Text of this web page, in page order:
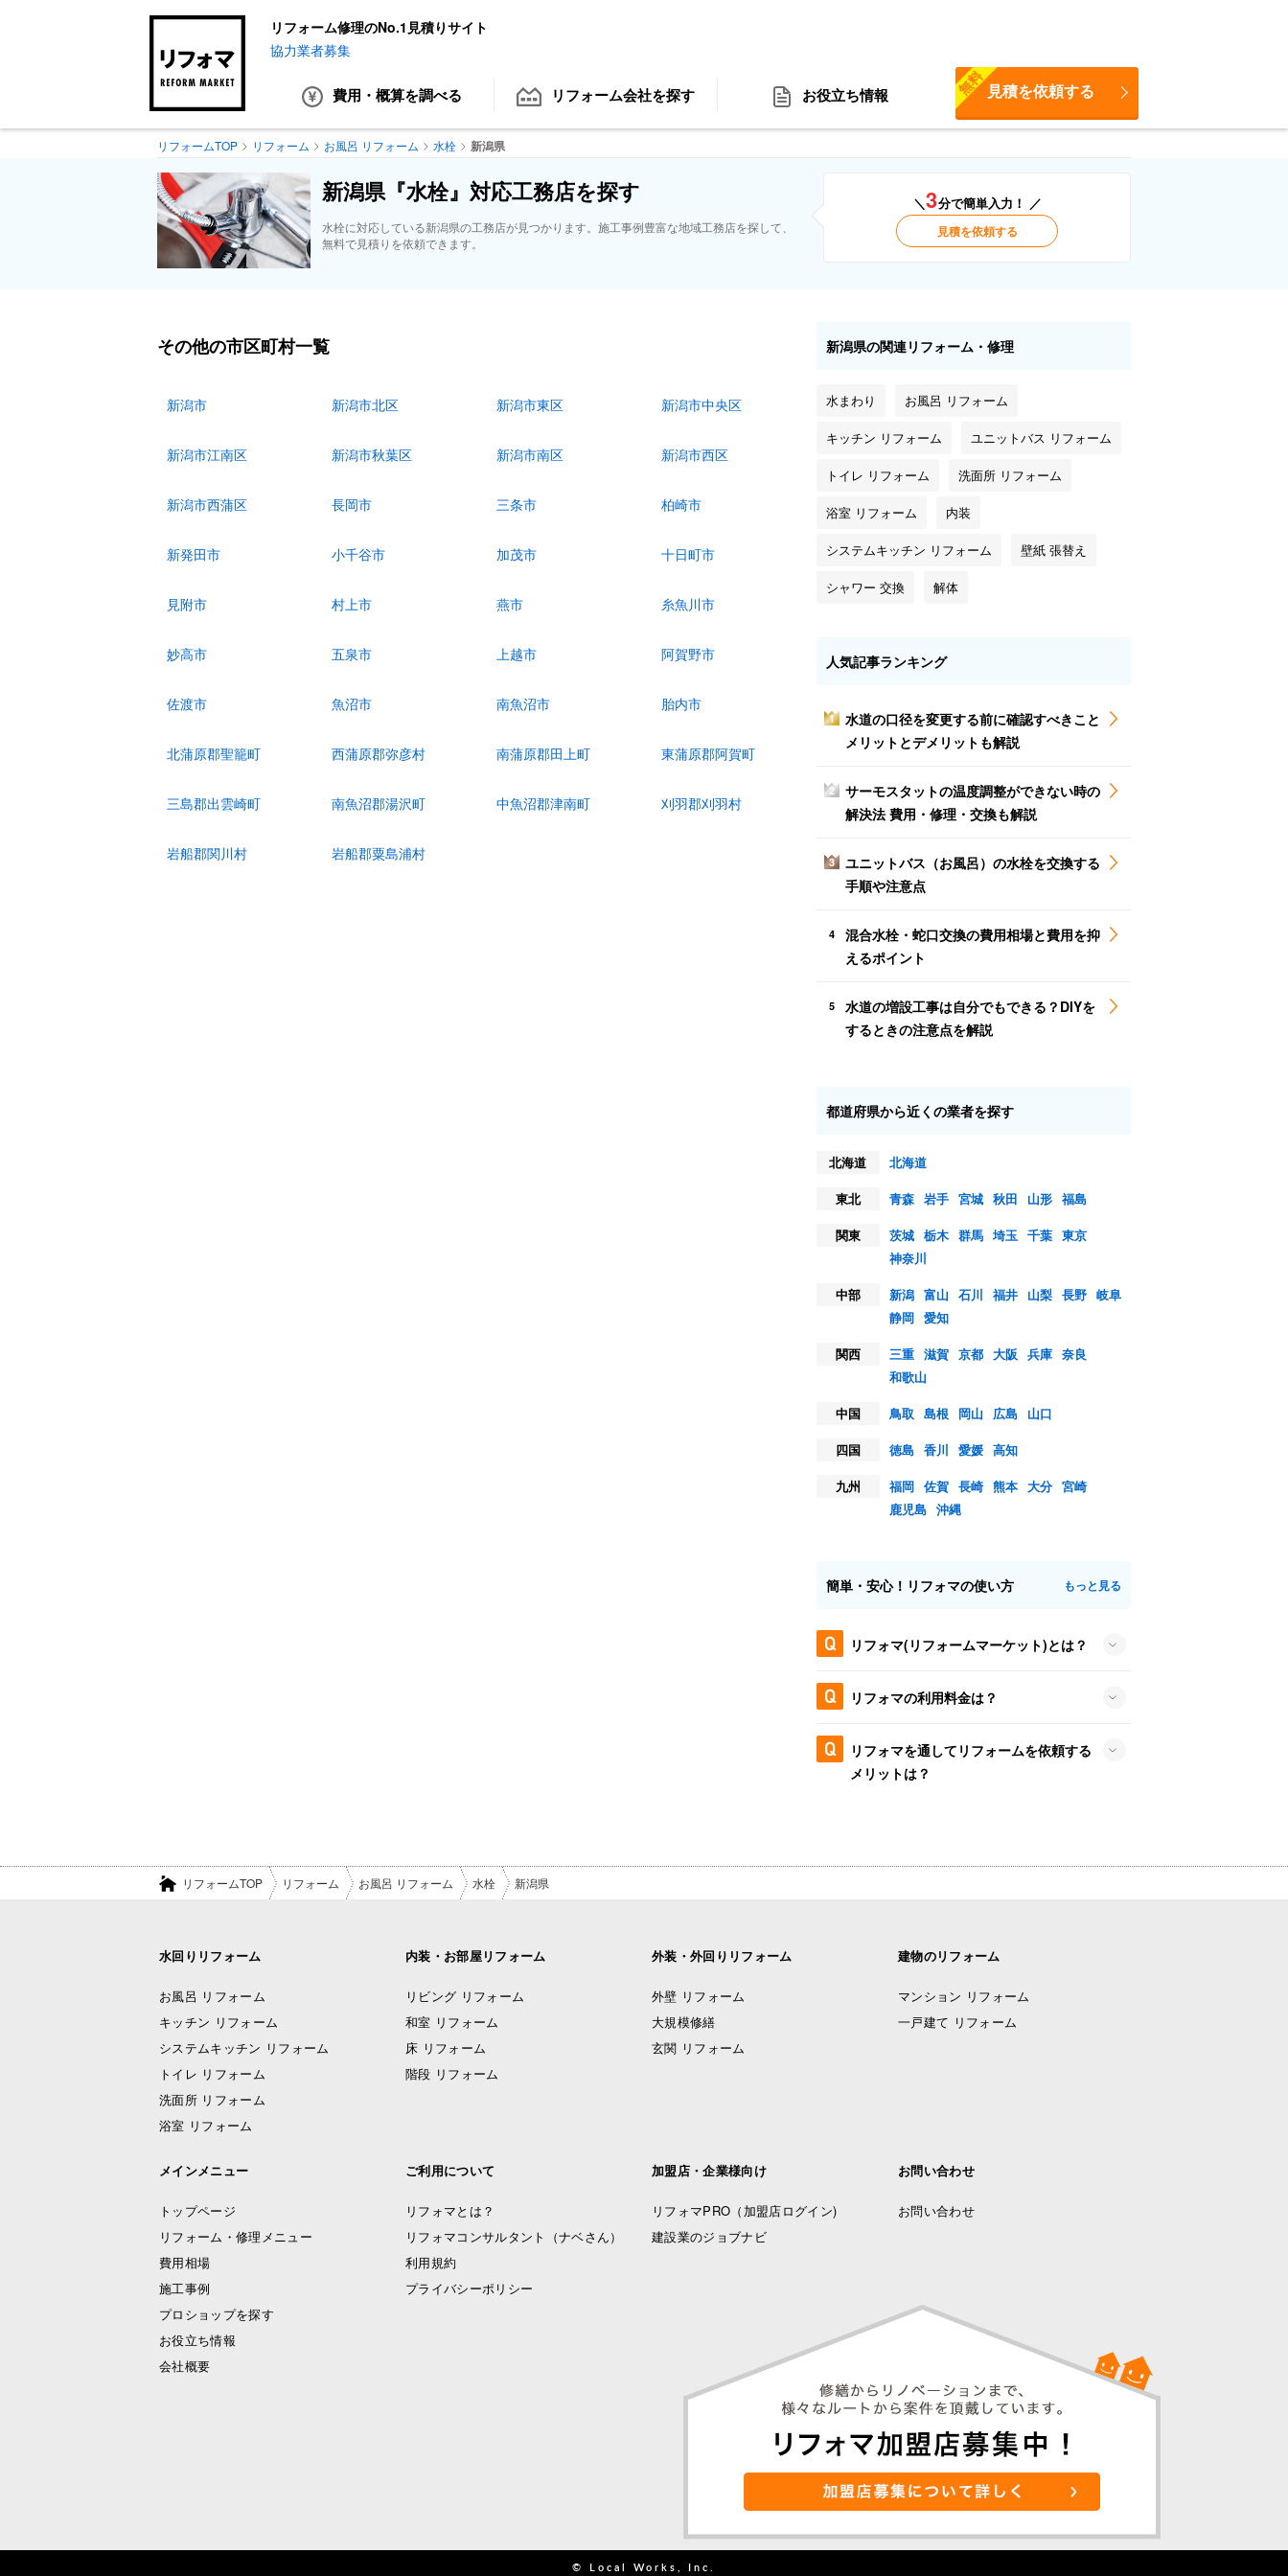
リフォーム修理のNo.1見積りサイト
協力業者募集
費用・概算を調べる リフォーム会社を探す お役立ち情報 見積を依頼する
無料
リフォームTOP リフォーム お風呂 リフォーム 水栓 新潟県
新潟県『水栓』対応工務店を探す
水栓に対応している新潟県の工務店が見つかります。施工事例豊富な地域工務店を探して、
無料で見積りを依頼できます。
＼3分で簡単入力！ ／
見積を依頼する
その他の市区町村一覧
新潟市 新潟市北区 新潟市東区 新潟市中央区
新潟市江南区 新潟市秋葉区 新潟市南区 新潟市西区
新潟市西蒲区 長岡市 三条市 柏崎市
新発田市 小千谷市 加茂市 十日町市
見附市 村上市 燕市 糸魚川市
妙高市 五泉市 上越市 阿賀野市
佐渡市 魚沼市 南魚沼市 胎内市
北蒲原郡聖籠町 西蒲原郡弥彦村 南蒲原郡田上町 東蒲原郡阿賀町
三島郡出雲崎町 南魚沼郡湯沢町 中魚沼郡津南町 刈羽郡刈羽村
岩船郡関川村 岩船郡粟島浦村
新潟県の関連リフォーム・修理
水まわり お風呂 リフォーム
キッチン リフォーム ユニットバス リフォーム
トイレ リフォーム 洗面所 リフォーム
浴室 リフォーム 内装
システムキッチン リフォーム 壁紙 張替え
シャワー 交換 解体
人気記事ランキング
1
水道の口径を変更する前に確認すべきこと
メリットとデメリットも解説
2
サーモスタットの温度調整ができない時の
解決法 費用・修理・交換も解説
3
ユニットバス（お風呂）の水栓を交換する
手順や注意点
4
混合水栓・蛇口交換の費用相場と費用を抑
えるポイント
5
水道の増設工事は自分でもできる？DIYを
するときの注意点を解説
都道府県から近くの業者を探す
北海道
北海道
東北
青森 岩手 宮城 秋田 山形 福島
関東
茨城 栃木 群馬 埼玉 千葉 東京
神奈川
中部
新潟 富山 石川 福井 山梨 長野 岐阜
静岡 愛知
関西
三重 滋賀 京都 大阪 兵庫 奈良
和歌山
中国
鳥取 島根 岡山 広島
山口
四国
徳島 香川 愛媛 高知
九州
福岡 佐賀 長崎 熊本 大分 宮崎
鹿児島 沖縄
簡単・安心！リフォマの使い方 もっと見る
リフォマ(リフォームマーケット)とは？
リフォマの利用料金は？
リフォマを通してリフォームを依頼する
メリットは？
リフォームTOP リフォーム お風呂 リフォーム 水栓 新潟県
水回りリフォーム
お風呂 リフォーム
キッチン リフォーム
システムキッチン リフォーム
トイレ リフォーム
洗面所 リフォーム
浴室 リフォーム
内装・お部屋リフォーム
リビング リフォーム
和室 リフォーム
床 リフォーム
階段 リフォーム
外装・外回りリフォーム
外壁 リフォーム
大規模修繕
玄関 リフォーム
建物のリフォーム
マンション リフォーム
一戸建て リフォーム
メインメニュー
トップページ
リフォーム・修理メニュー
費用相場
施工事例
プロショップを探す
お役立ち情報
会社概要
ご利用について
リフォマとは？
リフォマコンサルタント（ナベさん）
利用規約
プライバシーポリシー
加盟店・企業様向け
リフォマPRO （加盟店ログイン)
建設業のジョブナビ
お問い合わせ
お問い合わせ
© Local Works, Inc.